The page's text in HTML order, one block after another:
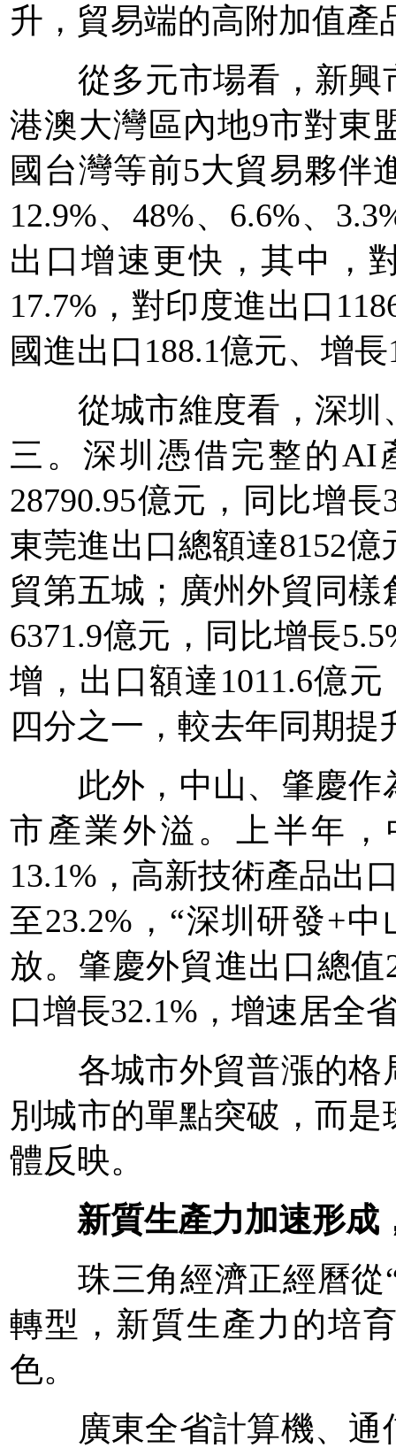
升，貿易端的高附加值產
從多元市場看，新興
港澳大灣區內地9市對東
國台灣等前5大貿易夥伴
12.9%、48%、6.6%、
出口增速更快，其中，
17.7%，對印度進出口
國進出口188.1億元、增長
從城市維度看，深圳
三。深圳憑借完整的AI
28790.95億元，同比增
東莞進出口總額達8152
貿第五城；廣州外貿同
6371.9億元，同比增長
增，出口額達1011.6億
四分之一，較去年同期提
此外，中山、肇慶作
市產業外溢。上半年，
13.1%，高新技術產品出
至23.2%，“深圳研發+
放。肇慶外貿進出口總值
口增長32.1%，增速居全
各城市外貿普漲的格
別城市的單點突破，而
體反映。
新質生產力加速形成
珠三角經濟正經曆從“
轉型，新質生產力的培
色。
廣東全省計算機、通